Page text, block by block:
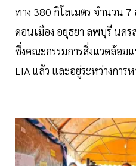
ทาง 380 กิโลเมตร จำนวน
ดอนเมือง อยุธยา ลพบุรี นค
ซึ่งคณะกรรมการสิ่งแวดล้อม
EIA แล้ว และอยู่ระหว่างการ